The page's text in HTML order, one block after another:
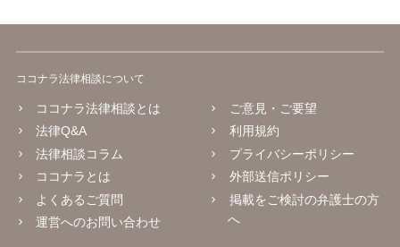
ココナラ法律相談について
ココナラ法律相談とは
法律Q&A
法律相談コラム
ココナラとは
よくあるご質問
運営へのお問い合わせ
ご意見・ご要望
利用規約
プライバシーポリシー
外部送信ポリシー
掲載をご検討の弁護士の方
へ